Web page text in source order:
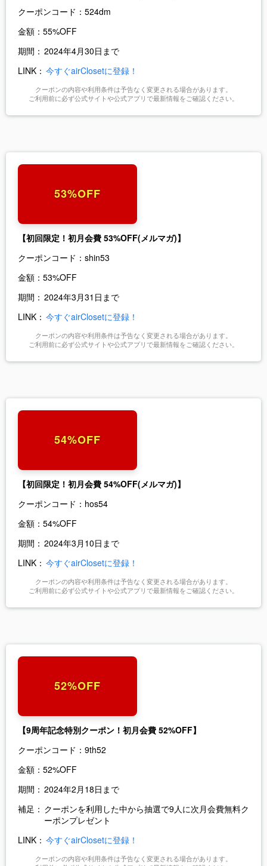
クーポンコード： 524dm
金額： 55%OFF
期間： 2024年4月30日まで
LINK： 今すぐairClosetに登録！
クーポンの内容や利用条件は予告なく変更される場合があります。
ご利用前に必ず公式サイトや公式アプリで最新情報をご確認ください。
53%OFF
【初回限定！初月会費 53%OFF(メルマガ)】
クーポンコード： shin53
金額： 53%OFF
期間： 2024年3月31日まで
LINK： 今すぐairClosetに登録！
クーポンの内容や利用条件は予告なく変更される場合があります。
ご利用前に必ず公式サイトや公式アプリで最新情報をご確認ください。
54%OFF
【初回限定！初月会費 54%OFF(メルマガ)】
クーポンコード： hos54
金額： 54%OFF
期間： 2024年3月10日まで
LINK： 今すぐairClosetに登録！
クーポンの内容や利用条件は予告なく変更される場合があります。
ご利用前に必ず公式サイトや公式アプリで最新情報をご確認ください。
52%OFF
【9周年記念特別クーポン！初月会費 52%OFF】
クーポンコード： 9th52
金額： 52%OFF
期間： 2024年2月18日まで
補足： クーポンを利用した中から抽選で9人に次月会費無料ク
ーポンプレゼント
LINK： 今すぐairClosetに登録！
クーポンの内容や利用条件は予告なく変更される場合があります。